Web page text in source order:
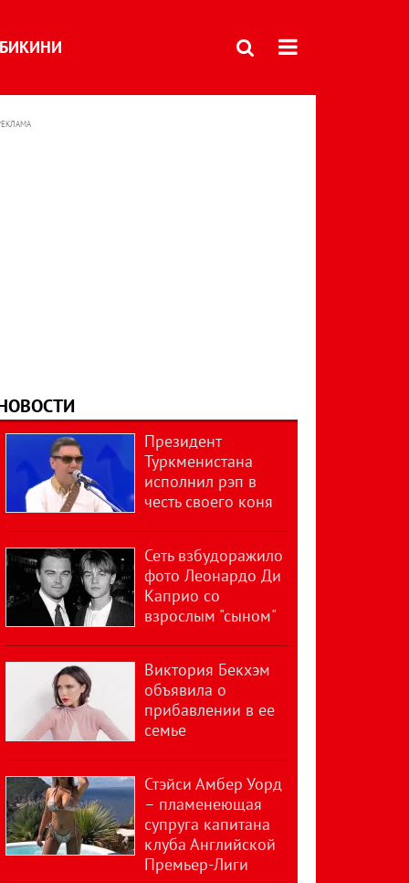
БИКИНИ
Президент
Туркменистана
исполнил рэп в
честь своего коня
Сеть взбудоражило
фото Леонардо Ди
Каприо со
взрослым "сыном"
Виктория Бекхэм
объявила о
прибавлении в ее
семье
Стэйси Амбер Уорд
– пламенеющая
супруга капитана
клуба Английской
Премьер-Лиги